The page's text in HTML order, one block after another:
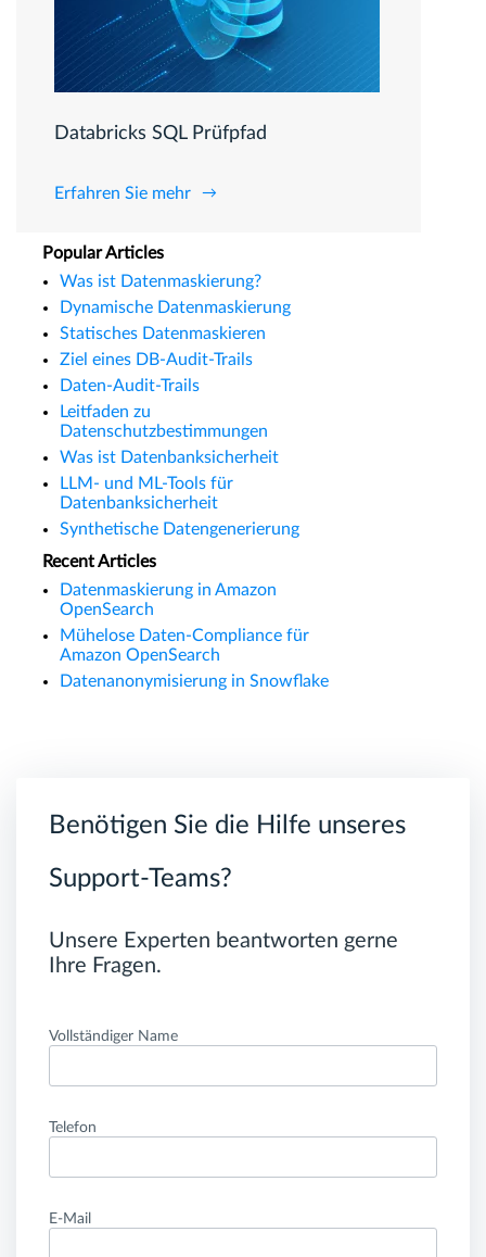
Databricks SQL Prüfpfad
Erfahren Sie mehr
Popular Articles
Was ist Datenmaskierung?
Dynamische Datenmaskierung
Statisches Datenmaskieren
Ziel eines DB-Audit-Trails
Daten-Audit-Trails
Leitfaden zu
Datenschutzbestimmungen
Was ist Datenbanksicherheit
LLM- und ML-Tools für
Datenbanksicherheit
Synthetische Datengenerierung
Recent Articles
Datenmaskierung in Amazon
OpenSearch
Mühelose Daten-Compliance für
Amazon OpenSearch
Datenanonymisierung in Snowflake
Benötigen Sie die Hilfe unseres
Support-Teams?
Unsere Experten beantworten gerne
Ihre Fragen.
Vollständiger Name
Telefon
E-Mail